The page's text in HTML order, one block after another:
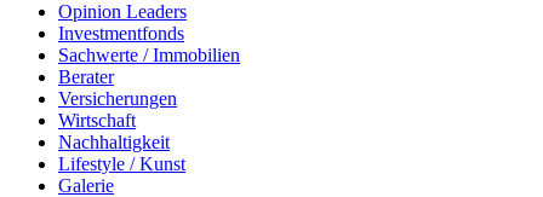
Opinion Leaders
Investmentfonds
Sachwerte / Immobilien
Berater
Versicherungen
Wirtschaft
Nachhaltigkeit
Lifestyle / Kunst
Galerie